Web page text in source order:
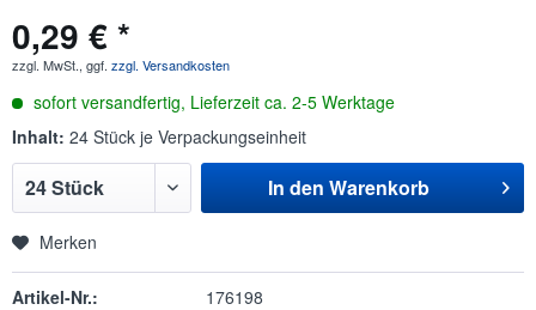
0,29 € *
zzgl. MwSt., ggf. zzgl. Versandkosten
sofort versandfertig, Lieferzeit ca. 2-5 Werktage
Inhalt: 24 Stück je Verpackungseinheit
In den Warenkorb
Merken
Artikel-Nr.: 176198